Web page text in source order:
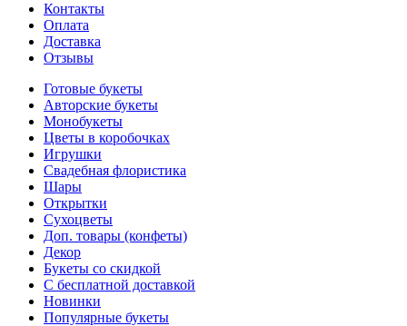
Контакты
Оплата
Доставка
Отзывы
Готовые букеты
Авторские букеты
Монобукеты
Цветы в коробочках
Игрушки
Свадебная флористика
Шары
Открытки
Сухоцветы
Доп. товары (конфеты)
Декор
Букеты со скидкой
С бесплатной доставкой
Новинки
Популярные букеты